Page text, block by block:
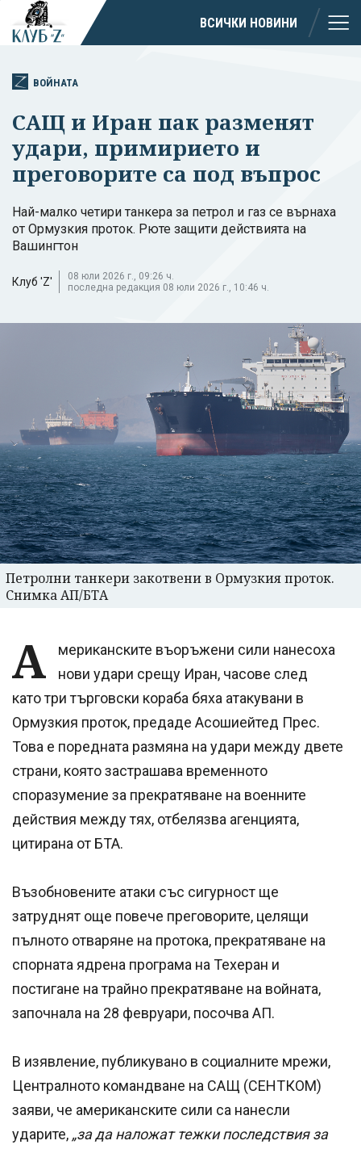
ВСИЧКИ НОВИНИ
ВОЙНАТА
САЩ и Иран пак разменят
удари, примирието и
преговорите са под въпрос
Най-малко четири танкера за петрол и газ се върнаха
от Ормузкия проток. Рюте защити действията на
Вашингтон
Клуб 'Z'
08 юли 2026 г., 09:26 ч.
последна редакция 08 юли 2026 г., 10:46 ч.
Петролни танкери закотвени в Ормузкия проток.
Снимка АП/БТА
А
мериканските въоръжени сили нанесоха
нови удари срещу Иран, часове след
като три търговски кораба бяха атакувани в
Ормузкия проток, предаде Асошиейтед Прес.
Това е поредната размяна на удари между двете
страни, която застрашава временното
споразумение за прекратяване на военните
действия между тях, отбелязва агенцията,
цитирана от БТА.
Възобновените атаки със сигурност ще
затруднят още повече преговорите, целящи
пълното отваряне на протока, прекратяване на
спорната ядрена програма на Техеран и
постигане на трайно прекратяване на войната,
започнала на 28 февруари, посочва АП.
В изявление, публикувано в социалните мрежи,
Централното командване на САЩ (СЕНТКОМ)
заяви, че американските сили са нанесли
ударите, „за да наложат тежки последствия за